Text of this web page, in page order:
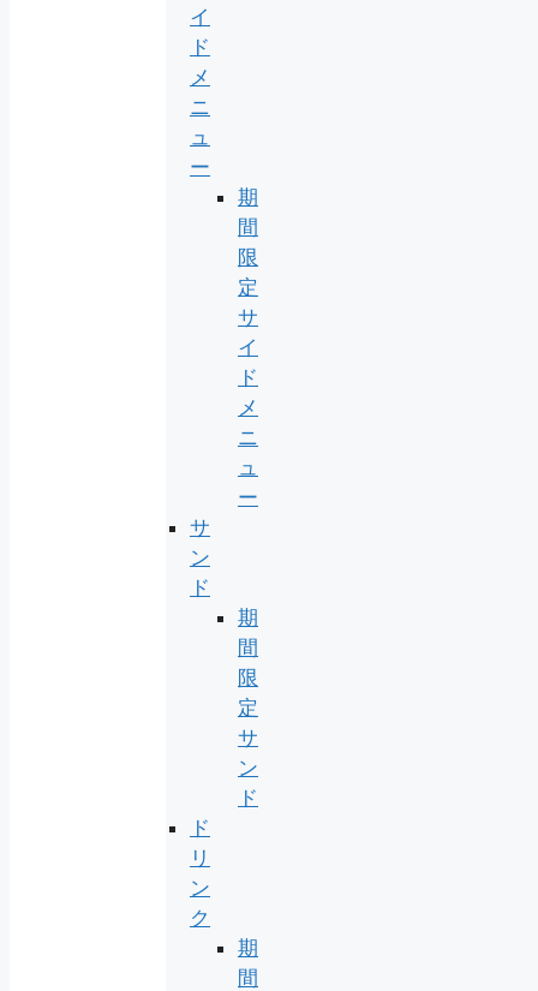
イ
ド
メ
ニ
ュ
ー
期
間
限
定
サ
イ
ド
メ
ニ
ュ
ー
サ
ン
ド
期
間
限
定
サ
ン
ド
ド
リ
ン
ク
期
間